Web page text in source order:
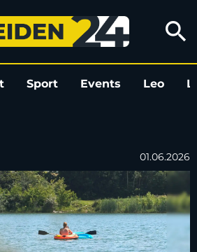
20-
search
Sport Events Leo
01.06.2026